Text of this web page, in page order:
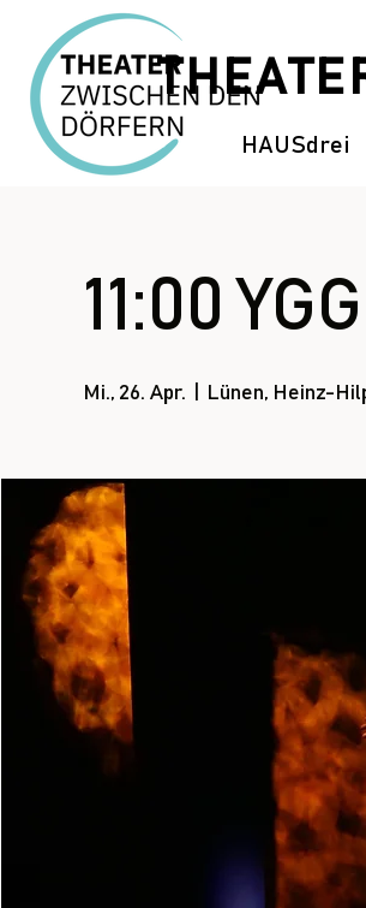
HAUSdrei
11:00
Mi., 26. Apr. Lünen, Heinz-